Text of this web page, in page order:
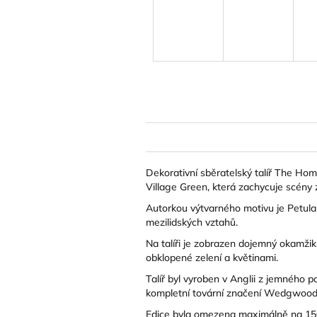
Dekorativní sběratelský talíř The
Village Green, která zachycuje
Autorkou výtvarného motivu je
mezilidských vztahů.
Na talíři je zobrazen dojemný
obklopené zelení a květinami.
Talíř byl vyroben v Anglii z jemného
kompletní tovární značení
Edice byla omezena maximálně na